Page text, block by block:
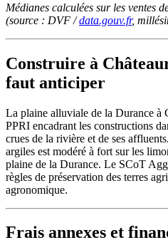
Médianes calculées sur les ventes
(source : DVF /data.gouv.fr,
Construire à
faut anticiper
La plaine alluviale de la Durance à
PPRI encadrant les constructions
crues de la rivière et de ses
argiles est modéré à fort sur les
plaine de la Durance. Le SCoT
règles de préservation des terres
agronomique.
Frais annexes et